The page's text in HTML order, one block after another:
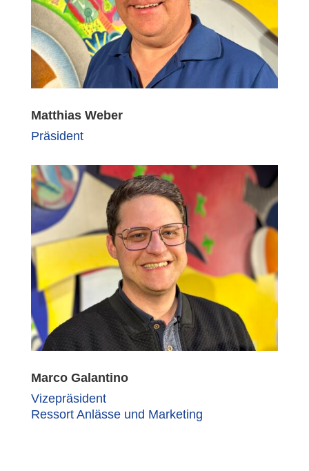
Matthias Weber
Präsident
Marco Galantino
Vizepräsident
Ressort Anlässe und Marketing